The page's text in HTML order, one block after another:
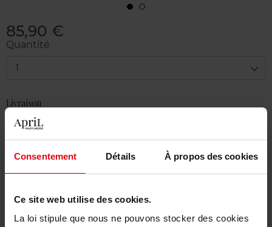
Consentement Détails À propos des cookies
Ce site web utilise des cookies.
La loi stipule que nous ne pouvons stocker des cookies
85,90 €
Quantité
1
Livraison
En stock
Ajouter au panier
Livraison gratuite à partir de 50€
Retour gratuit dans votre magasin